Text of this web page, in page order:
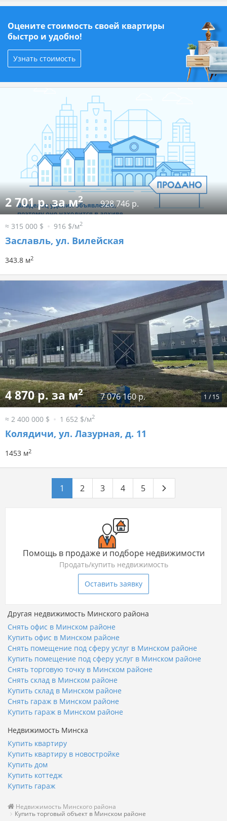
Оцените стоимость своей квартиры
быстро и удобно!
Узнать стоимость
2 701 р. за м2 928 746 р.
≈ 315 000 $ 916 $/м2
Заславль, ул. Вилейская
343.8 м2
1 / 15
4 870 р. за м2 7 076 160 р.
≈ 2 400 000 $ 1 652 $/м2
Колядичи, ул. Лазурная, д. 11
1453 м2
1 2 3 4 5
Помощь в продаже и подборе недвижимости
Продать/купить недвижимость
Оставить заявку
Другая недвижимость Минского района
Снять офис в Минском районе
Купить офис в Минском районе
Снять помещение под сферу услуг в Минском районе
Купить помещение под сферу услуг в Минском районе
Снять торговую точку в Минском районе
Снять склад в Минском районе
Купить склад в Минском районе
Снять гараж в Минском районе
Купить гараж в Минском районе
Недвижимость Минска
Купить квартиру
Купить квартиру в новостройке
Купить дом
Купить коттедж
Купить гараж
Недвижимость Минского района
Купить торговый объект в Минском районе